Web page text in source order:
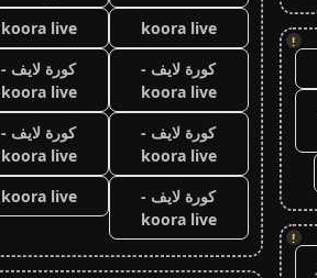
!
!
koora live
koora live
كورة لايف -
koora live
كورة لايف -
koora live
كورة لايف -
koora live
كورة لايف -
koora live
كورة لايف -
koora live
koora live